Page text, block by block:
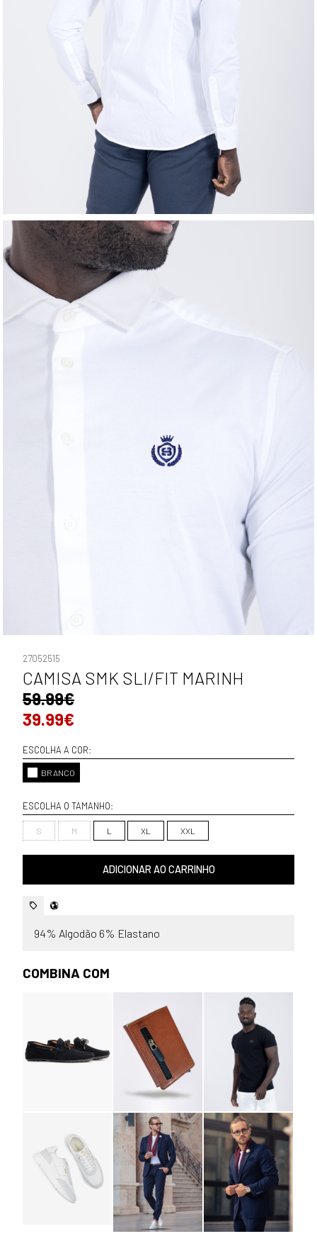
27052515
CAMISA SMK SLI/FIT MARINH
59.99€
39.99€
ESCOLHA A COR:
BRANCO
ESCOLHA O TAMANHO:
S M L XL XXL
ADICIONAR AO CARRINHO
94% Algodão 6% Elastano
COMBINA COM